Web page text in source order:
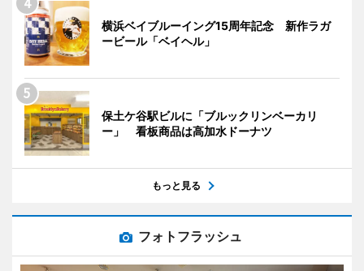
横浜ベイブルーイング15周年記念 新作ラガ
ービール「ベイヘル」
保土ケ谷駅ビルに「ブルックリンベーカリ
ー」 看板商品は高加水ドーナツ
もっと見る
フォトフラッシュ